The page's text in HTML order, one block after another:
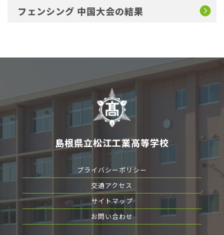
フェンシング 中国大会の結果
島根県立松江工業高等学校
プライバシーポリシー
交通アクセス
サイトマップ
お問い合わせ